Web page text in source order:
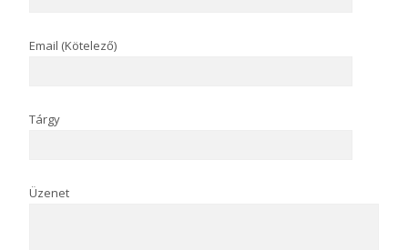
Email (Kötelező)
Tárgy
Üzenet